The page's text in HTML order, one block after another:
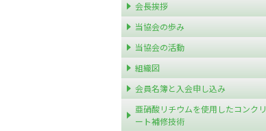
会長挨拶
当協会の歩み
当協会の活動
組織図
会員名簿と入会申し込み
亜硝酸リチウムを使用したコンクリ
ート補修技術